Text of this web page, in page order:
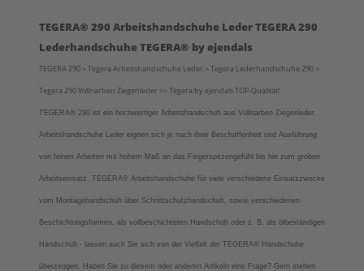
TEGERA® 290 Arbeitshandschuhe Leder TEGERA 290
Lederhandschuhe TEGERA® by ejendals
TEGERA 290 > Tegera Arbeitshandschuhe Leder > Tegera Lederhandschuhe 290 >
Tegera 290 Vollnarben Ziegenleder >> Tegera by ejendals TOP-Qualität!
TEGERA® 290 ist ein hochwertiger Arbeitshandschuh aus Vollnarben Ziegenleder.
Arbeitshandschuhe Leder eignen sich je nach ihrer Beschaffenheit und Ausführung
von feinen Arbeiten mit hohem Maß an das Fingerspitzengefühl bis hin zum groben
Arbeitseinsatz. TEGERA® Arbeitshandschuhe für viele verschiedene Einsatzzwecke
vom Montagehandschuh über Schnittschutzhandschuh, sowie verschiedenen
Beschichtungsformen, als vollbeschichteten Handschuh oder z. B. als ölbeständigen
Handschuh - lassen auch Sie sich von der Vielfalt der TEGERA® Handschuhe
überzeugen. Haben Sie zu diesem oder anderen Artikeln eine Frage? Gern stehen